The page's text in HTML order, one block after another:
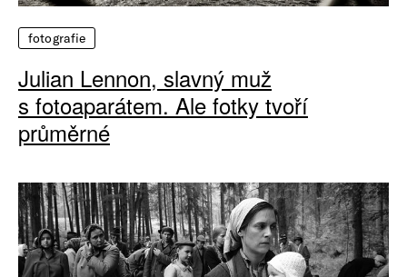
fotografie
Julian Lennon, slavný muž
s fotoaparátem. Ale fotky tvoří
průměrné